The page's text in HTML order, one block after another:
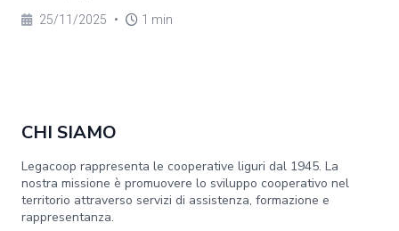
25/11/2025 • 1 min
CHI SIAMO
Legacoop rappresenta le cooperative liguri dal 1945. La
nostra missione è promuovere lo sviluppo cooperativo nel
territorio attraverso servizi di assistenza, formazione e
rappresentanza.